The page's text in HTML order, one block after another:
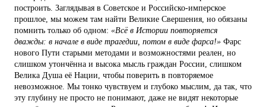
построить. Заглядывая в Советское и Российско-имперское
прошлое, мы можем там найти Великие Свершения, но обязаны
помнить только об одном: «Всё в Истории повторяется
дважды: в начале в виде трагедии, потом в виде фарса!» Фарс
нового Пути старыми методами и возможностями реален, но
слишком утончённа и высока мысль граждан России, слишком
Велика Душа её Нации, чтобы поверить в повторяемое
невозможное. Мы тонко чувствуем и глубоко мыслим, да так, что
эту глубину не просто не понимают, даже не видят некоторые